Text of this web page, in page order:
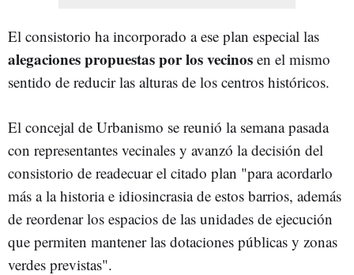
El consistorio ha incorporado a ese plan especial las
alegaciones propuestas por los vecinos en el mismo
sentido de reducir las alturas de los centros históricos.
El concejal de Urbanismo se reunió la semana pasada
con representantes vecinales y avanzó la decisión del
consistorio de readecuar el citado plan "para acordarlo
más a la historia e idiosincrasia de estos barrios, además
de reordenar los espacios de las unidades de ejecución
que permiten mantener las dotaciones públicas y zonas
verdes previstas".